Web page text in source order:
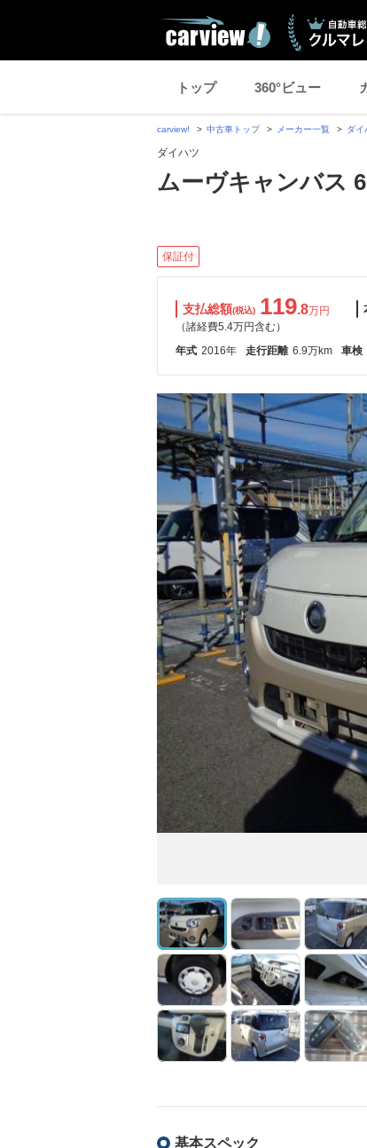
トップ 360°ビュー
carview! 中古車トップ メーカー一覧 ダイ
ダイハツ
ムーヴキャンバス
保証付
支払総額(税込) 119.8万円
（諸経費5.4万円含む）
年式 2016年 走行距離 6.9万km 車検
基本スペック